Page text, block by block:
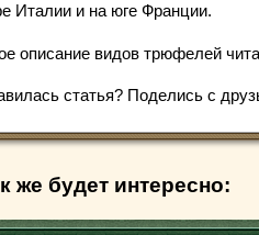
Италии и на юге Франции.
описание видов трюфелей
статья? Поделись с
же будет интересно: